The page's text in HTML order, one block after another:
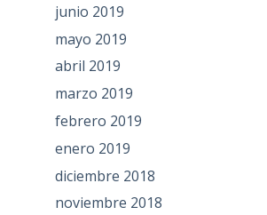
junio 2019
mayo 2019
abril 2019
marzo 2019
febrero 2019
enero 2019
diciembre 2018
noviembre 2018